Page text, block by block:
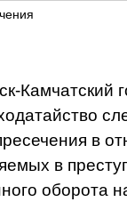
Камчатский
в
в
оборота